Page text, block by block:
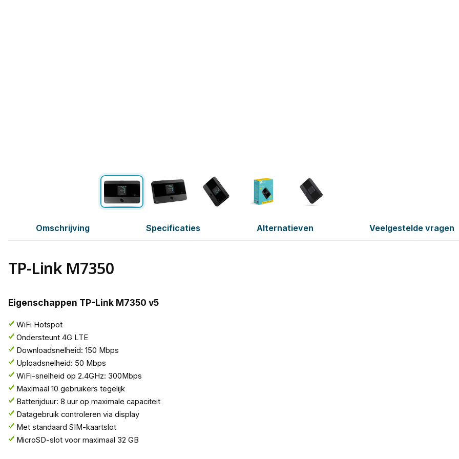
Omschrijving Specificaties Alternatieven Veelgestelde vragen
TP-Link M7350
Eigenschappen TP-Link M7350 v5
WiFi Hotspot
Ondersteunt 4G LTE
Downloadsnelheid: 150 Mbps
Uploadsnelheid: 50 Mbps
WiFi-snelheid op 2.4GHz: 300Mbps
Maximaal 10 gebruikers tegelijk
Batterijduur: 8 uur op maximale capaciteit
Datagebruik controleren via display
Met standaard SIM-kaartslot
MicroSD-slot voor maximaal 32 GB